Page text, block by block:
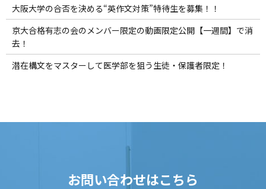
大阪大学の合否を決める“英作文対策”特待生を募集！！
京大合格有志の会のメンバー限定の動画限定公開【一週間】で消
去！
潜在構文をマスターして医学部を狙う生徒・保護者限定！
お問い合わせはこちら